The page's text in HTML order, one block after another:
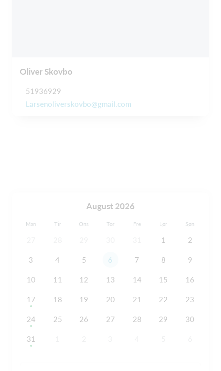
Oliver Skovbo
51936929
Larsenoliverskovbo@gmail.com
August 2026
Man Tir Ons Tor Fre Lør Søn
1 2
3 4 5 6 7 8 9
10 11 12 13 14 15 16
17 18 19 20 21 22 23
24 25 26 27 28 29 30
31